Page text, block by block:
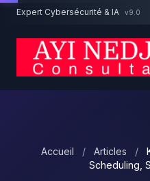
Aller au contenu principal
Expert Cybersécurité & IA v9.0
Accueil / Articles /
Scheduling,
Un projet cybersécurité ?